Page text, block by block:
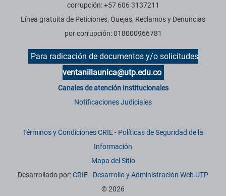
corrupción: +57 606 3137211
Línea gratuita de Peticiones, Quejas, Reclamos y Denuncias
por corrupción: 018000966781
Para radicación de documentos y/o solicitudes
ventanillaunica@utp.edu.co
Canales de atención Institucionales
Notificaciones Judiciales
Términos y Condiciones CRIE- Políticas de Seguridad de la
Información
Mapa del Sitio
Desarrollado por:CRIE - Desarrollo y Administración Web UTP
© 2026